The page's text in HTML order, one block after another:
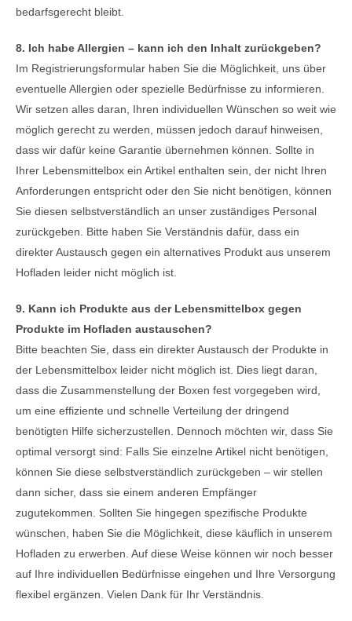
bedarfsgerecht bleibt.
8. Ich habe Allergien – kann ich den Inhalt zurückgeben?
Im Registrierungsformular haben Sie die Möglichkeit, uns über
eventuelle Allergien oder spezielle Bedürfnisse zu informieren.
Wir setzen alles daran, Ihren individuellen Wünschen so weit wie
möglich gerecht zu werden, müssen jedoch darauf hinweisen,
dass wir dafür keine Garantie übernehmen können. Sollte in
Ihrer Lebensmittelbox ein Artikel enthalten sein, der nicht Ihren
Anforderungen entspricht oder den Sie nicht benötigen, können
Sie diesen selbstverständlich an unser zuständiges Personal
zurückgeben. Bitte haben Sie Verständnis dafür, dass ein
direkter Austausch gegen ein alternatives Produkt aus unserem
Hofladen leider nicht möglich ist.
9. Kann ich Produkte aus der Lebensmittelbox gegen
Produkte im Hofladen austauschen?
Bitte beachten Sie, dass ein direkter Austausch der Produkte in
der Lebensmittelbox leider nicht möglich ist. Dies liegt daran,
dass die Zusammenstellung der Boxen fest vorgegeben wird,
um eine effiziente und schnelle Verteilung der dringend
benötigten Hilfe sicherzustellen. Dennoch möchten wir, dass Sie
optimal versorgt sind: Falls Sie einzelne Artikel nicht benötigen,
können Sie diese selbstverständlich zurückgeben – wir stellen
dann sicher, dass sie einem anderen Empfänger
zugutekommen. Sollten Sie hingegen spezifische Produkte
wünschen, haben Sie die Möglichkeit, diese käuflich in unserem
Hofladen zu erwerben. Auf diese Weise können wir noch besser
auf Ihre individuellen Bedürfnisse eingehen und Ihre Versorgung
flexibel ergänzen. Vielen Dank für Ihr Verständnis.